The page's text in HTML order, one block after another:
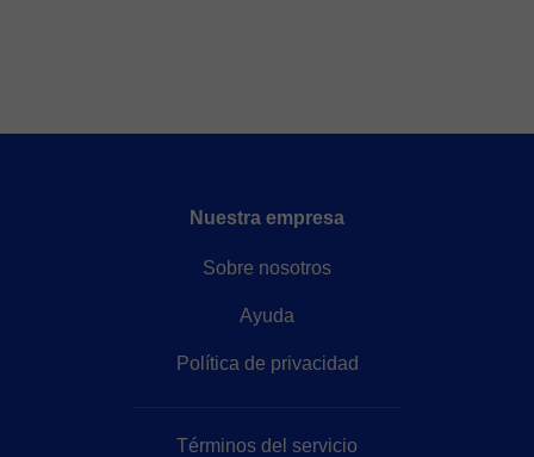
Nuestra empresa
Sobre nosotros
Ayuda
Política de privacidad
Términos del servicio